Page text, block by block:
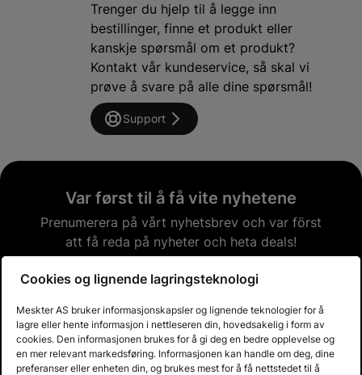
Trenger du hjelp til å legge inn
bestillinger, finne et produkt eller
kanskje spørsmål om et produkt?
Kontakt vår kundeservice, så skal vi
prøve å svare på alle dine spørsmål!
Support
Var først til å få vite nyhetene
Prenumerera på vårt nyhetsbrev och var först
att få reda på nyheter och heta deals!
Email address
Abonner
Cookies og lignende lagringsteknologi
Meskter AS bruker informasjonskapsler og lignende teknologier for å
lagre eller hente informasjon i nettleseren din, hovedsakelig i form av
cookies. Den informasjonen brukes for å gi deg en bedre opplevelse og
en mer relevant markedsføring. Informasjonen kan handle om deg, dine
preferanser eller enheten din, og brukes mest for å få nettstedet til å